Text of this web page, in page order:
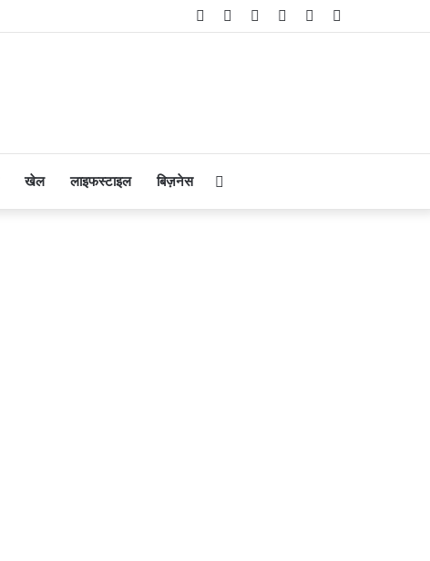
Telegram
Instagram
YouTube
Twitter
Facebook
खेल लाइफस्टाइल बिज़नेस